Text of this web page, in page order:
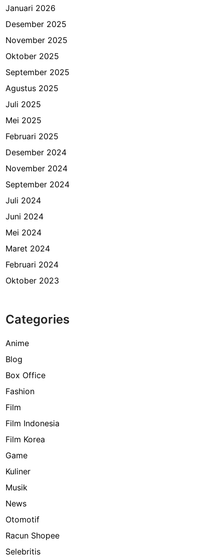
Januari 2026
Desember 2025
November 2025
Oktober 2025
September 2025
Agustus 2025
Juli 2025
Mei 2025
Februari 2025
Desember 2024
November 2024
September 2024
Juli 2024
Juni 2024
Mei 2024
Maret 2024
Februari 2024
Oktober 2023
Categories
Anime
Blog
Box Office
Fashion
Film
Film Indonesia
Film Korea
Game
Kuliner
Musik
News
Otomotif
Racun Shopee
Selebritis